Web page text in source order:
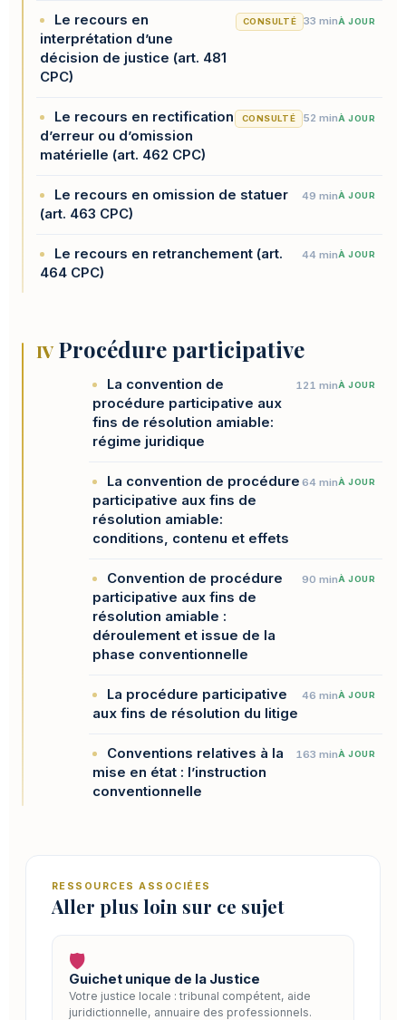
Le recours en
interprétation d’une
décision de justice (art. 481
CPC)
CONSULTÉ 33 minÀ JOUR
Le recours en rectification
d’erreur ou d’omission
matérielle (art. 462 CPC)
CONSULTÉ 52 minÀ JOUR
Le recours en omission de statuer
(art. 463 CPC)
49 minÀ JOUR
Le recours en retranchement (art.
464 CPC)
44 minÀ JOUR
IV Procédure participative
La convention de
procédure participative aux
fins de résolution amiable:
régime juridique
121 minÀ JOUR
La convention de procédure
participative aux fins de
résolution amiable:
conditions, contenu et effets
64 minÀ JOUR
Convention de procédure
participative aux fins de
résolution amiable :
déroulement et issue de la
phase conventionnelle
90 minÀ JOUR
La procédure participative
aux fins de résolution du litige
46 minÀ JOUR
Conventions relatives à la
mise en état : l’instruction
conventionnelle
163 minÀ JOUR
RESSOURCES ASSOCIÉES
Aller plus loin sur ce sujet
🛡️
Guichet unique de la Justice
Votre justice locale : tribunal compétent, aide
juridictionnelle, annuaire des professionnels.